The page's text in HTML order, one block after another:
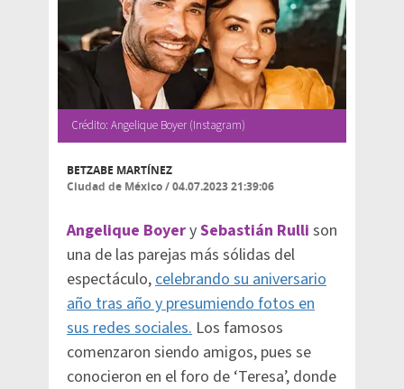
Crédito: Angelique Boyer (Instagram)
BETZABE MARTÍNEZ
Ciudad de México/04.07.2023 21:39:06
Angelique BoyerySebastián Rulli son
una de las parejas más sólidas del
espectáculo,celebrando su aniversario
año tras año y presumiendo fotos en
sus redes sociales. Los famosos
comenzaron siendo amigos, pues se
conocieron en el foro de ‘Teresa’, donde